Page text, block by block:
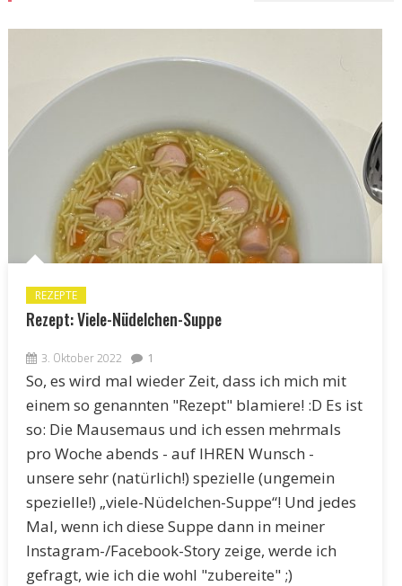
REZEPTE
Rezept: Viele-Nüdelchen-Suppe
3. Oktober 2022 1
So, es wird mal wieder Zeit, dass ich mich mit
einem so genannten "Rezept" blamiere! :D Es ist
so: Die Mausemaus und ich essen mehrmals
pro Woche abends - auf IHREN Wunsch -
unsere sehr (natürlich!) spezielle (ungemein
spezielle!) „viele-Nüdelchen-Suppe“! Und jedes
Mal, wenn ich diese Suppe dann in meiner
Instagram-/Facebook-Story zeige, werde ich
gefragt, wie ich die wohl "zubereite" ;)